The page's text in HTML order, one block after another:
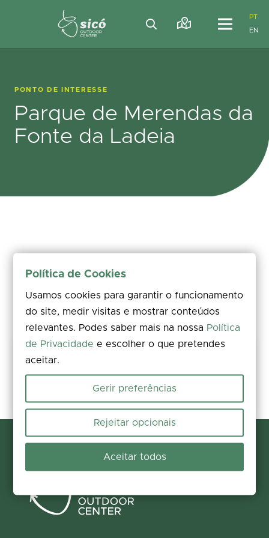
PT
EN
PONTO DE INTERESSE
Parque de Merendas da
Fonte da Ladeia
Partilha a tua experiência
Participar agora
Política de Cookies
Usamos cookies para garantir o funcionamento
do site, medir visitas e mostrar conteúdos
relevantes. Podes saber mais na nossa Política
de Privacidade e escolher o que pretendes
aceitar.
Gerir preferências
Rejeitar opcionais
Aceitar todos